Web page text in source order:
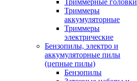
Триммерные головки
Триммеры
аккумуляторные
Триммеры
электрические
Бензопилы, электро и
аккумуляторные пилы
(цепные пилы)
Бензопилы